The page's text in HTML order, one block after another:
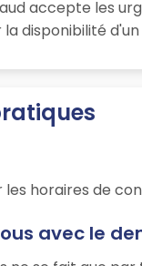
accepte les
disponibilité
horaires de
avec le